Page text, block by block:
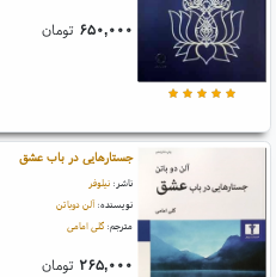
۶۵۰,۰۰۰ تومان
جستارهایی در باب عشق
ناشر: نیلوفر
نویسنده: آلن دوباتن
مترجم: گلی امامی
۲۶۵,۰۰۰ تومان